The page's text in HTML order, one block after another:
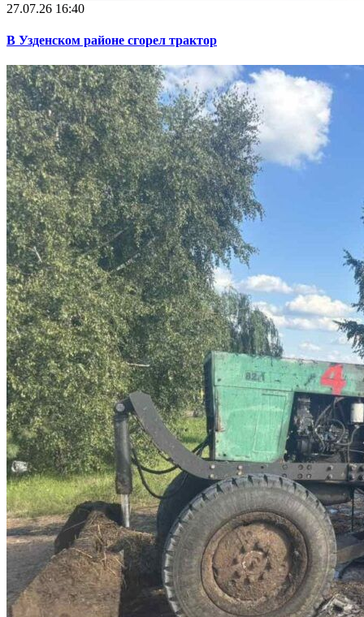
27.07.26 16:40
В Узденском районе сгорел трактор